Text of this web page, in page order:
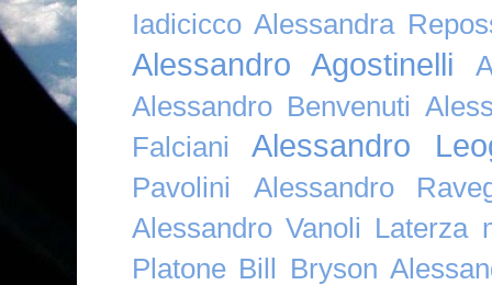
Iadicicco Alessandra
Alessandro Agostinelli
Alessandro Benvenuti
Falciani
Alessandro
Pavolini
Alessandro
Alessandro Vanoli Laterza
Platone Bill Bryson